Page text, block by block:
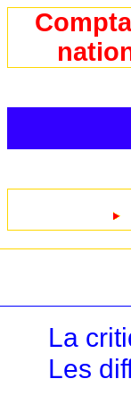
La
Les